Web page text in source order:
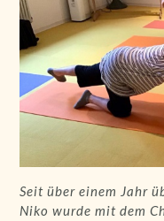
Seit über einem Jahr
Niko wurde mit dem